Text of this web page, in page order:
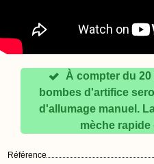
À compter du
bombes d'artifice
d'allumage manuel.
mèche rapide
Référence